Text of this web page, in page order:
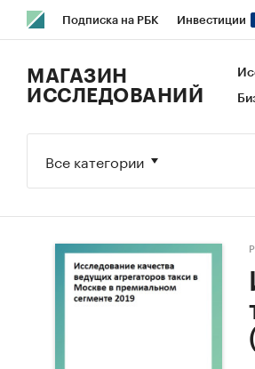
Подписка на РБК Инвестиции
Исследования Кредитные
МАГАЗИН
ИССЛЕДОВАНИЙ
Все категории